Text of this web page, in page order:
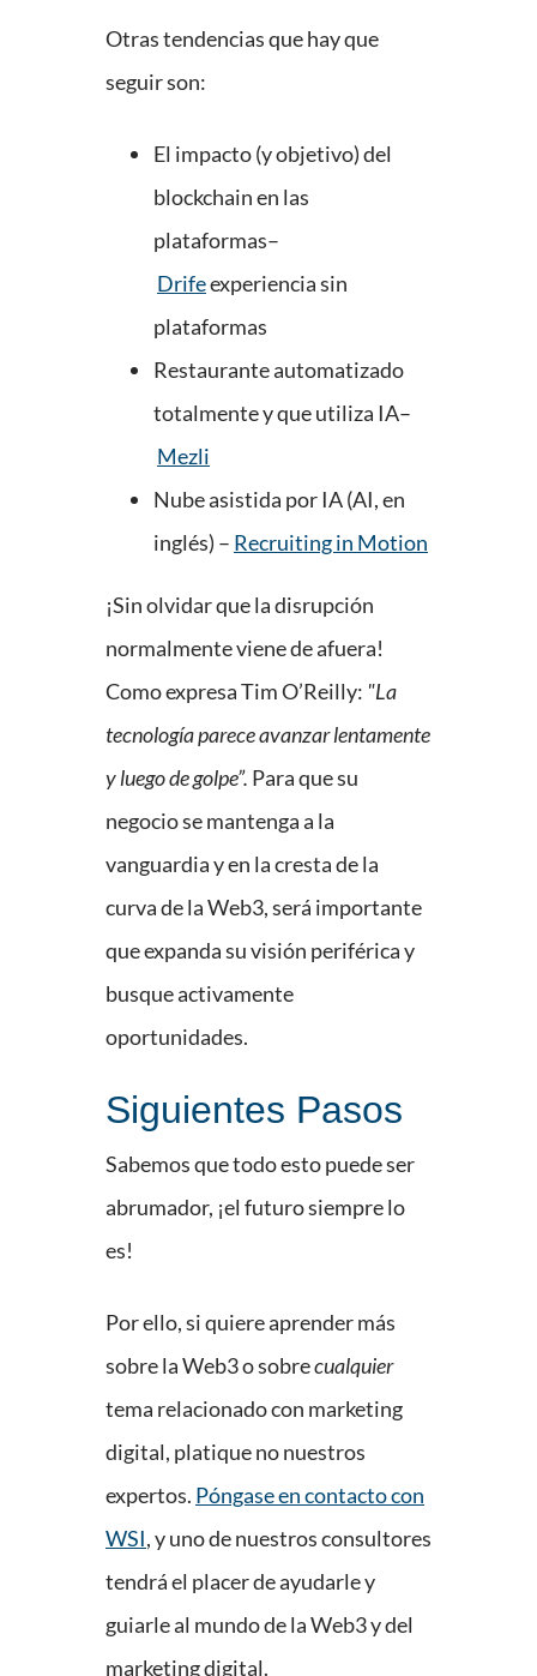
Otras tendencias que hay que
seguir son:
El impacto (y objetivo) del
blockchain en las
plataformas–
Drifeexperiencia sin
plataformas
Restaurante automatizado
totalmente y que utiliza IA–
Mezli
Nube asistida por IA (AI, en
inglés) – Recruiting in Motion
¡Sin olvidar que la disrupción
normalmente viene de afuera!
Como expresa Tim O’Reilly: "La
tecnología parece avanzar lentamente
y luego de golpe”. Para que su
negocio se mantenga a la
vanguardia y en la cresta de la
curva de la Web3, será importante
que expanda su visión periférica y
busque activamente
oportunidades.
Siguientes Pasos
Sabemos que todo esto puede ser
abrumador, ¡el futuro siempre lo
es!
Por ello, si quiere aprender más
sobre la Web3 o sobrecualquier
tema relacionado con marketing
digital, platique no nuestros
expertos. Póngase en contacto con
WSI, y uno de nuestros consultores
tendrá el placer de ayudarle y
guiarle al mundo de la Web3 y del
marketing digital.